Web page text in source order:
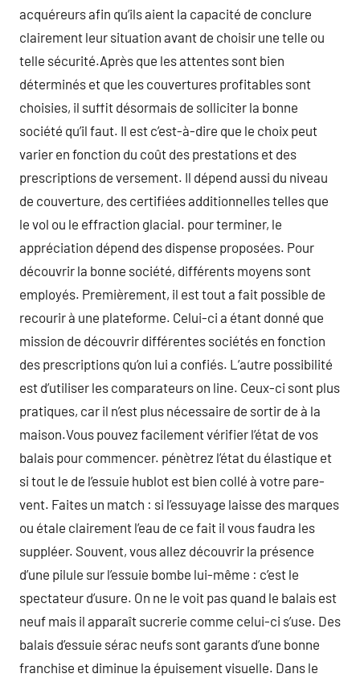
acquéreurs afin qu’ils aient la capacité de conclure
clairement leur situation avant de choisir une telle ou
telle sécurité.Après que les attentes sont bien
déterminés et que les couvertures profitables sont
choisies, il suffit désormais de solliciter la bonne
société qu’il faut. Il est c’est-à-dire que le choix peut
varier en fonction du coût des prestations et des
prescriptions de versement. Il dépend aussi du niveau
de couverture, des certifiées additionnelles telles que
le vol ou le effraction glacial. pour terminer, le
appréciation dépend des dispense proposées. Pour
découvrir la bonne société, différents moyens sont
employés. Premièrement, il est tout a fait possible de
recourir à une plateforme. Celui-ci a étant donné que
mission de découvrir différentes sociétés en fonction
des prescriptions qu’on lui a confiés. L’autre possibilité
est d’utiliser les comparateurs on line. Ceux-ci sont plus
pratiques, car il n’est plus nécessaire de sortir de à la
maison.Vous pouvez facilement vérifier l’état de vos
balais pour commencer. pénètrez l’état du élastique et
si tout le de l’essuie hublot est bien collé à votre pare-
vent. Faites un match : si l’essuyage laisse des marques
ou étale clairement l’eau de ce fait il vous faudra les
suppléer. Souvent, vous allez découvrir la présence
d’une pilule sur l’essuie bombe lui-même : c’est le
spectateur d’usure. On ne le voit pas quand le balais est
neuf mais il apparaît sucrerie comme celui-ci s’use. Des
balais d’essuie sérac neufs sont garants d’une bonne
franchise et diminue la épuisement visuelle. Dans le